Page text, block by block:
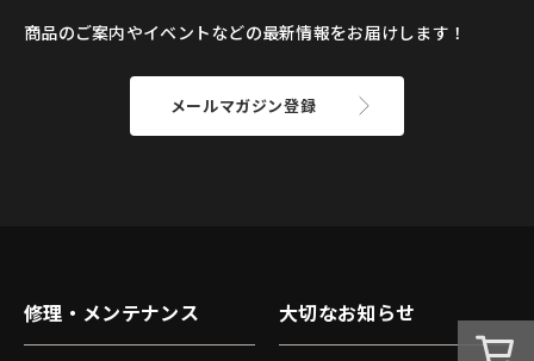
商品のご案内やイベントなどの最新情報をお届けします！
メールマガジン登録
修理・メンテナンス 大切なお知らせ